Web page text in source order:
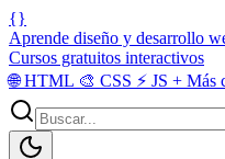
{}
Aprende diseño y desarrollo
Cursos gratuitos interactivos
🌐HTML 🎨 CSS ⚡ JS + Más